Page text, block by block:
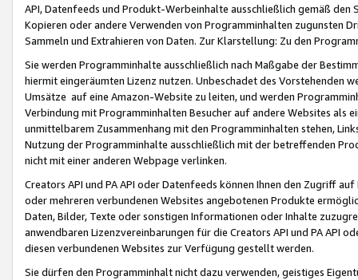
API, Datenfeeds und Produkt-Werbeinhalte ausschließlich gemäß
Kopieren oder andere Verwenden von Programminhalten zugunsten
Sammeln und Extrahieren von Daten. Zur Klarstellung: Zu den
Sie werden Programminhalte ausschließlich nach Maßgabe der
hiermit eingeräumten Lizenz nutzen. Unbeschadet des Vorstehenden
Umsätze auf eine Amazon-Website zu leiten, und werden
Verbindung mit Programminhalten Besucher auf andere Websites als
unmittelbarem Zusammenhang mit den Programminhalten stehen,
Nutzung der Programminhalte ausschließlich mit der betreffenden
nicht mit einer anderen Webpage verlinken.
Creators API und PA API oder Datenfeeds können Ihnen den Zugriff
oder mehreren verbundenen Websites angebotenen Produkte
Daten, Bilder, Texte oder sonstigen Informationen oder Inhalte
anwendbaren Lizenzvereinbarungen für die Creators API und PA API
diesen verbundenen Websites zur Verfügung gestellt werden.
Sie dürfen den Programminhalt nicht dazu verwenden, geistiges